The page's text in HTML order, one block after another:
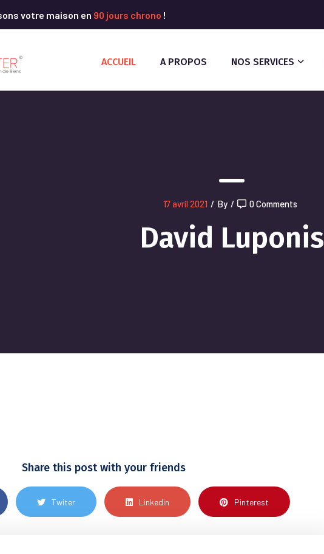
votre maison en 90 jours chrono !
ACCUEIL A PROPOS NOS SERVICES
17 avril 2021 / By / 0 Comments
David Luponis
Share this post with your friends
Twiter Linkedin Pinterest